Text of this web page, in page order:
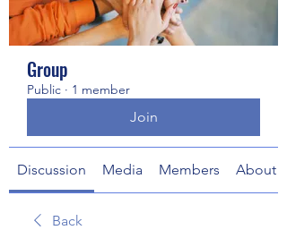
Group
Public · 1 member
Join
Discussion Media Members About
Back